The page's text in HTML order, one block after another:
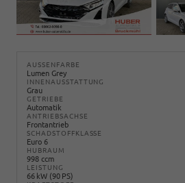
AUSSENFARBE
Lumen Grey
INNENAUSSTATTUNG
Grau
GETRIEBE
Automatik
ANTRIEBSACHSE
Frontantrieb
SCHADSTOFFKLASSE
Euro 6
HUBRAUM
998 ccm
LEISTUNG
66 kW (90 PS)